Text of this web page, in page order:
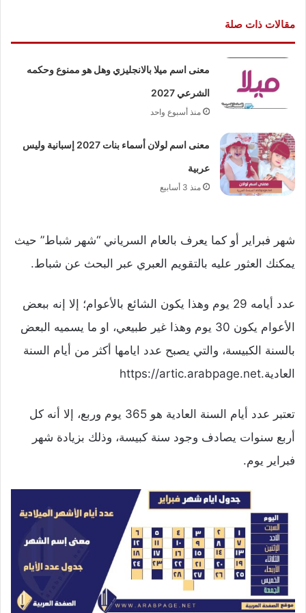
مقالات ذات صلة
معنى اسم ميلا بالانجليزي وهل هو ممنوع وحكمه
الشرعي 2027
منذ أسبوع واحد
معنى اسم لولان أسماء بنات 2027 إسبانية وليس
عربية
منذ 3 أسابيع
شهر فبراير أو كما يعرف بالعام السرياني “شهر شباط” حيث
يمكنك العثور عليه بالتقويم العبري عبر البحث عن شباط.
عدد أيامه 29 يوم وهذا يكون الشائع بالأعوام؛ إلا إنه ببعض
الأعوام يكون 30 يوم وهذا غير طبيعي، او ما يسميه البعض
بالسنة الكبيسة، والتي يصبح عدد ايامها أكثر من أيام السنة
العادية.https://artic.arabpage.net
تعتبر عدد أيام السنة العادية هو 365 يوم وربع، إلا أنه كل
أربع سنوات يصادف وجود سنة كبيسة، وذلك بزيادة شهر
فبراير يوم.